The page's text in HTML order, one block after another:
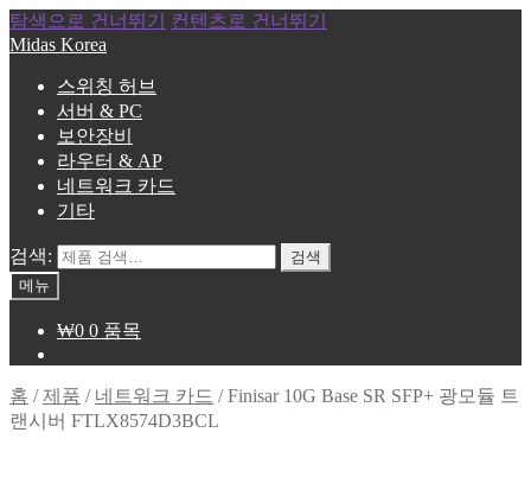
탐색으로 건너뛰기
컨텐츠로 건너뛰기
Midas Korea
스위칭 허브
서버 & PC
보안장비
라우터 & AP
네트워크 카드
기타
검색:
검색
메뉴
₩0 0 품목
홈 /제품 / 네트워크 카드 /Finisar 10G Base SR SFP+ 광모듈 트
랜시버 FTLX8574D3BCL